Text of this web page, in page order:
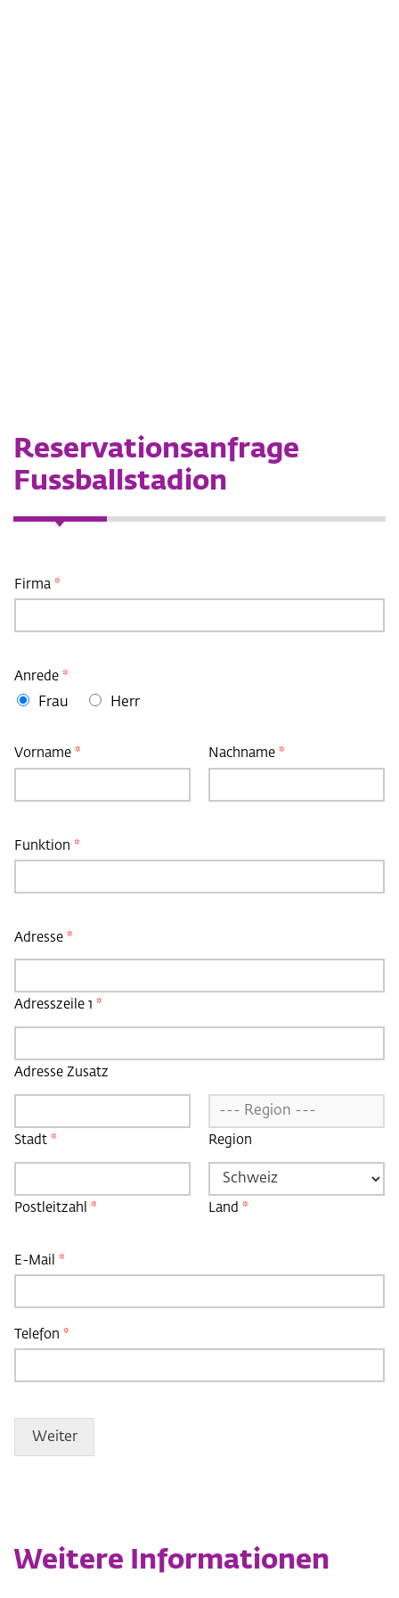
Reservationsanfrage
Fussballstadion
Firma *
Anrede *
Frau Herr
*
Vorname * Nachname *
Funktion *
Adresse *
Adresszeile 1 *
Adresse Zusatz
Stadt * Region
Postleitzahl * Land *
E-Mail *
Telefon *
Weiter
Weitere Informationen